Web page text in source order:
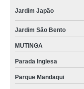
Jardim Japão
Jardim São Bento
MUTINGA
Parada Inglesa
Parque Mandaqui